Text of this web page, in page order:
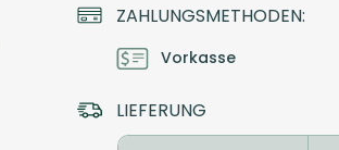
ZAHLUNGSMETHODEN:
Vorkasse
LIEFERUNG